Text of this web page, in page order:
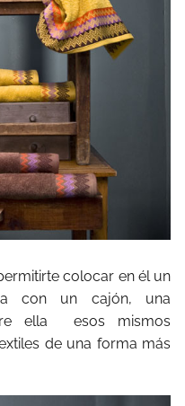
colocar en él un
con un cajón, una
ella
esos mismos
de una forma más